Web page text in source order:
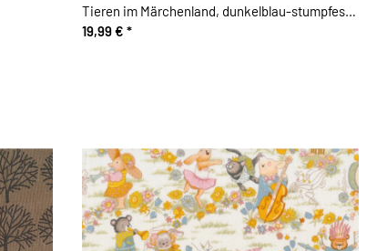
Tieren im Märchenland, dunkelblau-stumpfes
rot-schwarz
19,99 € *